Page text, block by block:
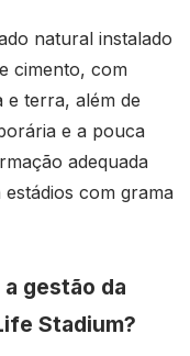
natural instalado
cimento, com
e terra, além de
e a pouca
adequada
com grama
gestão da
Stadium?